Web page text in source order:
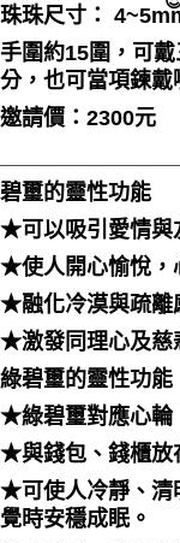
付款後門市自取
免運費
珠珠尺寸：
手圍約15圍 ，可
分，也可當項鍊戴
邀請價：2300元
碧璽的靈性功能
★可以吸引愛情與
★使人開心愉悅，
★融化冷漠與疏離
★激發同理心及慈
綠碧璽的靈性功能
★綠碧璽對應心輪
★與錢包、錢櫃放
★可使人冷靜、清
覺時安穩成眠。